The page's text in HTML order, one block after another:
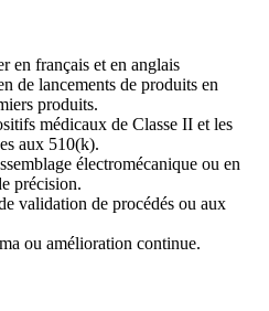
en français et en anglais
de lancements de produits en
produits.
médicaux de Classe II et les
aux 510(k).
électromécanique ou en
précision.
validation de procédés ou aux
ou amélioration continue.